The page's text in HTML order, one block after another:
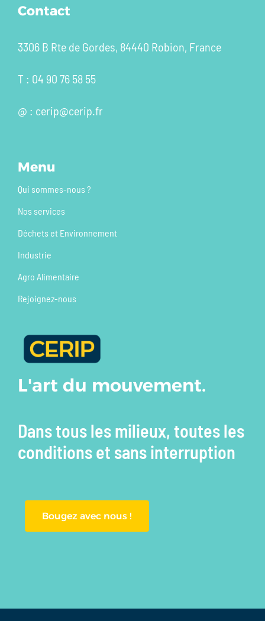
Contact
3306 B Rte de Gordes, 84440 Robion, France
T : 04 90 76 58 55
@ : cerip@cerip.fr
Menu
Qui sommes-nous ?
Nos services
Déchets et Environnement
Industrie
Agro Alimentaire
Rejoignez-nous
L'art du mouvement.
Dans tous les milieux, toutes les
conditions et sans interruption
Bougez avec nous !